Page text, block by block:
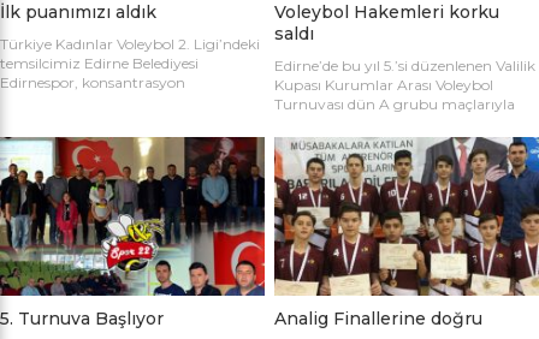
İlk puanımızı aldık
Türkiye Kadınlar Voleybol 2. Ligi’ndeki
temsilcimiz Edirne Belediyesi
Edirnespor, konsantrasyon
Kadınlar Voleybol 2. Ligi’ne devam
edilirken Edirnespor Kadın Voleybol
Takımı Mimar Sinan Spor Salonu’nda
kendi seyircisi önünde ilk maçına çıktı.
İlk maçında deplasmanda Bursa
Nilüfer Belediyesi’ne 3-0 mağlup
olmuştu. İkinci maçında konuk ettiği
Biga […]
Voleybol Hakemleri korku
saldı
Edirne’de bu yıl 5.’si düzenlenen Valilik
Kupası Kurumlar Arası Voleybol
Turnuvası dün A grubu maçlarıyla
ile Ecacılar Odası karşı karşıya geldi.
Maçı üçyüzden fazla voleybol sever
izledi. Takımlar sahaya şu kadrolarla
çıktılar: Voleybol Hakemleri: Oğulcan
Kuru, Öyküm Akıncı, Ecem Göçmen,
Özge Göktaş, Rabia Acun, Gökay
Karatop, Semih Sormaz, Coşkun
Özsoy […]
5. Turnuva Başlıyor Analig Finallerine doğru